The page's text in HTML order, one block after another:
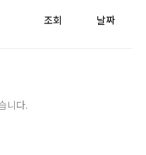
조회 날짜
니다.